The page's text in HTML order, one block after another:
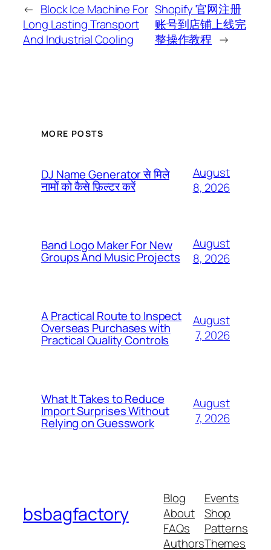
← Block Ice Machine For
Long Lasting Transport
And Industrial Cooling
Shopify 官网注册
账号到店铺上线完
整操作教程 →
MORE POSTS
DJ Name Generator से मिले
नामों को कैसे फ़िल्टर करें
August
8, 2026
Band Logo Maker For New
Groups And Music Projects
August
8, 2026
A Practical Route to Inspect
Overseas Purchases with
Practical Quality Controls
August
7, 2026
What It Takes to Reduce
Import Surprises Without
Relying on Guesswork
August
7, 2026
bsbagfactory
Blog
About
FAQs
Authors
Events
Shop
Patterns
Themes